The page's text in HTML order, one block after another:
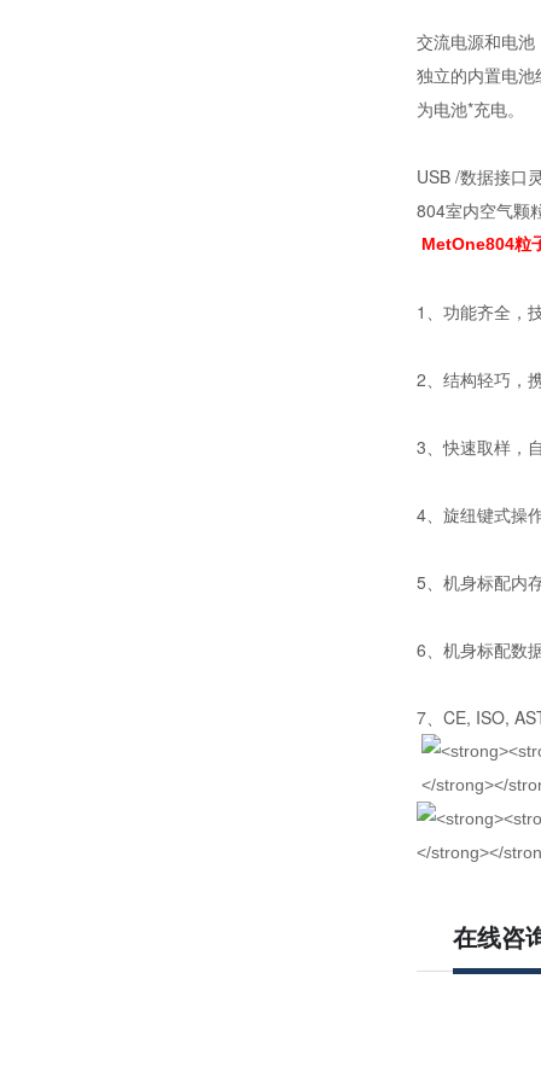
交流电源和电池
独立的内置电
为电池*充电。
USB /数据接口
804室内空气颗
MetOne804粒
1、功能齐全，
2、结构轻巧，
3、快速取样，
4、旋纽键式操
5、机身标配内
6、机身标配数
7、CE, ISO,
在线咨